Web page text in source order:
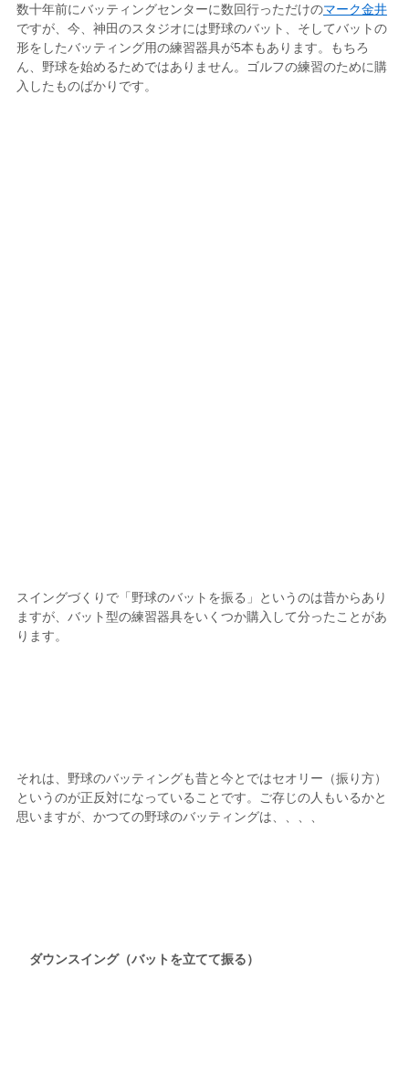
数十年前にバッティングセンターに数回行っただけのマーク金井
ですが、今、神田のスタジオには野球のバット、そしてバットの
形をしたバッティング用の練習器具が5本もあります。もちろ
ん、野球を始めるためではありません。ゴルフの練習のために購
入したものばかりです。
スイングづくりで「野球のバットを振る」というのは昔からあり
ますが、バット型の練習器具をいくつか購入して分ったことがあ
ります。
それは、野球のバッティングも昔と今とではセオリー（振り方）
というのが正反対になっていることです。ご存じの人もいるかと
思いますが、かつての野球のバッティングは、、、、
ダウンスイング（バットを立てて振る）